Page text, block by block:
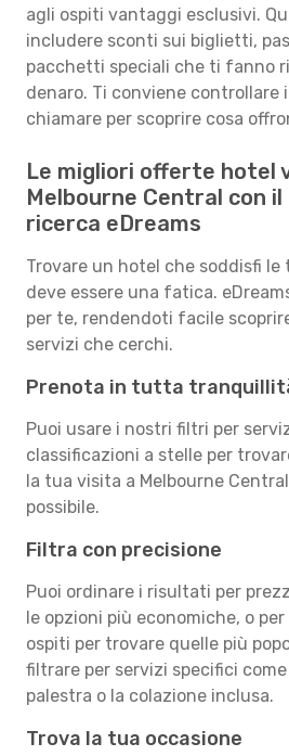
agli ospiti vantaggi esclusivi.
includere sconti sui biglietti,
pacchetti speciali che ti fanno
denaro. Ti conviene controllare
chiamare per scoprire cosa
Le migliori offerte hotel
Melbourne Central con
ricerca eDreams
Trovare un hotel che soddisfi le
deve essere una fatica.
per te, rendendoti facile
servizi che cerchi.
Prenota in tutta
Puoi usare i nostri filtri per
classificazioni a stelle per
la tua visita a Melbourne
possibile.
Filtra con precisione
Puoi ordinare i risultati per
le opzioni più economiche, o
ospiti per trovare quelle più
filtrare per servizi specifici
palestra o la colazione inclusa.
Trova la tua occasione